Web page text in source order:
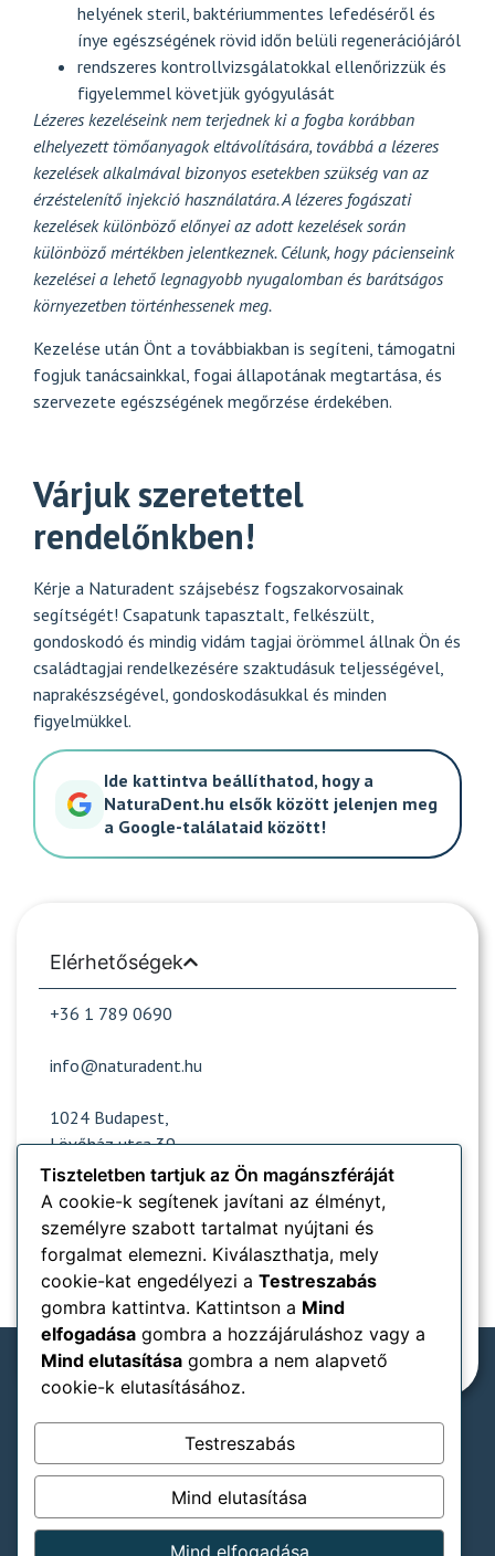
helyének steril, baktériummentes lefedéséről és
ínye egészségének rövid időn belüli regenerációjáról
rendszeres kontrollvizsgálatokkal ellenőrizzük és
figyelemmel követjük gyógyulását
Lézeres kezeléseinknem terjednek ki a fogba korábban
elhelyezett tömőanyagok eltávolítására, továbbá a lézeres
kezelések alkalmával bizonyos esetekben szükség van az
érzéstelenítő injekció használatára. A lézeres fogászati
kezelések különböző előnyei az adott kezelések során
különböző mértékben jelentkeznek. Célunk, hogy pácienseink
kezelései a lehető legnagyobb nyugalomban és barátságos
környezetben történhessenek meg.
Kezelése után Önt a továbbiakban is segíteni, támogatni
fogjuk tanácsainkkal, fogai állapotának megtartása, és
szervezete egészségének megőrzése érdekében.
Várjuk szeretettel
rendelőnkben!
Kérje a Naturadent szájsebész fogszakorvosainak
segítségét! Csapatunk tapasztalt, felkészült,
gondoskodó és mindig vidám tagjai örömmel állnak Ön és
családtagjai rendelkezésére szaktudásuk teljességével,
naprakészségével, gondoskodásukkal és minden
figyelmükkel.
Ide kattintva beállíthatod, hogy a
NaturaDent.hu elsők között jelenjen meg
a Google-találataid között!
Elérhetőségek
+36 1 789 0690
info@naturadent.hu
1024 Budapest,
Lövőház utca 39.
Nyitvatartás
Népszerű oldalak
Információk
Rendelőnkben elfogadjuk:
SZÉP-kártya típusok
ÁSZFAdatkezelési tájékoztató
Jogi nyilatkozat
Tiszteletben tartjuk az Ön magánszféráját
A cookie-k segítenek javítani az élményt,
személyre szabott tartalmat nyújtani és
forgalmat elemezni. Kiválaszthatja, mely
cookie-kat engedélyezi a Testreszabás
gombra kattintva. Kattintson a Mind
elfogadása gombra a hozzájáruláshoz vagy a
Mind elutasítása gombra a nem alapvető
cookie-k elutasításához.
Testreszabás
Mind elutasítása
Mind elfogadása